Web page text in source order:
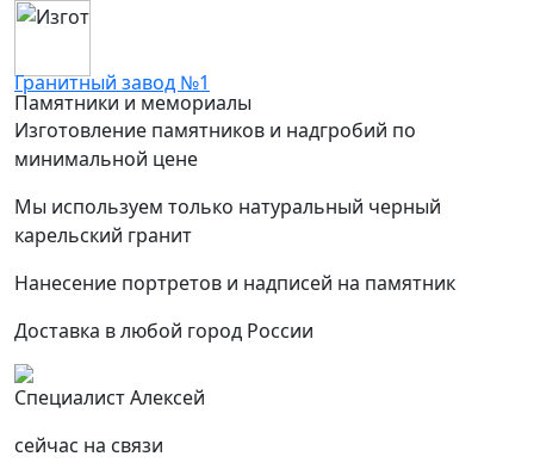
Гранитный завод №1
Памятники и мемориалы
Изготовление памятников и надгробий по
минимальной цене
Мы используем только натуральный черный
карельский гранит
Нанесение портретов и надписей на памятник
Доставка в любой город России
Специалист Алексей
сейчас на связи